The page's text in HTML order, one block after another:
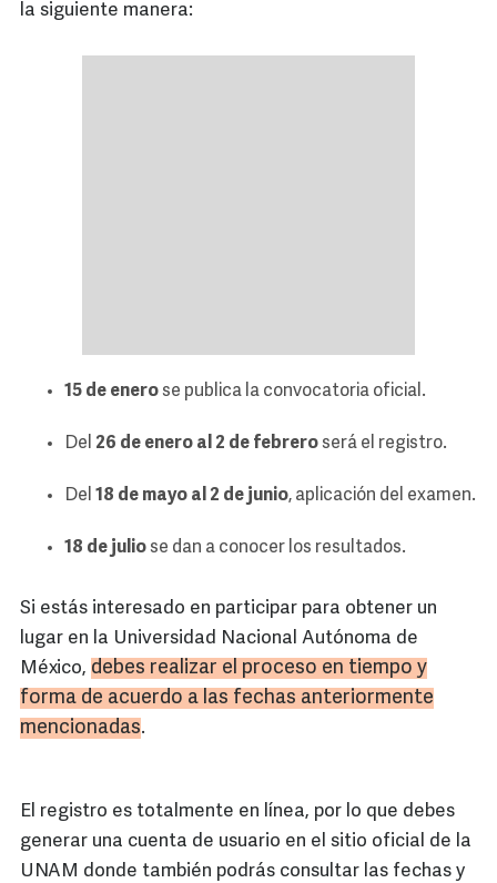
la siguiente manera:
15 de enerose publica la convocatoria oficial.
Del 26 de enero al 2 de febreroserá el registro.
Del 18 de mayo al 2 de junio, aplicación del examen.
18 de juliose dan a conocer los resultados.
Si estás interesado en participar para obtener un
lugar en la Universidad Nacional Autónoma de
México, debes realizar el proceso en tiempo y
forma de acuerdo a las fechas anteriormente
mencionadas.
El registro es totalmente en línea, por lo que debes
generar una cuenta de usuario en el sitio oficial de la
UNAM donde también podrás consultar las fechas y